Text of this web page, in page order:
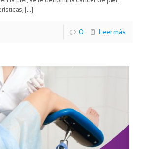
[…]
0 Leer más